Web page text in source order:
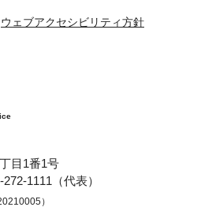
ウェブアクセシビリティ方針
目1番1号
1111（代表）
）